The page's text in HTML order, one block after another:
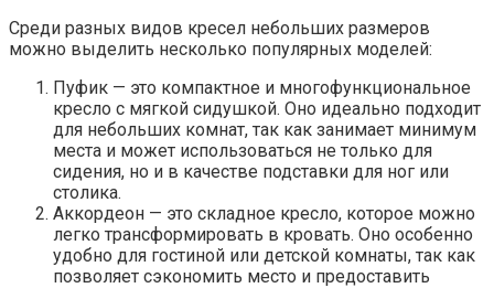
Среди разных видов кресел небольших размеров
можно выделить несколько популярных моделей:
Пуфик — это компактное и многофункциональное
кресло с мягкой сидушкой. Оно идеально подходит
для небольших комнат, так как занимает минимум
места и может использоваться не только для
сидения, но и в качестве подставки для ног или
столика.
Аккордеон — это складное кресло, которое можно
легко трансформировать в кровать. Оно особенно
удобно для гостиной или детской комнаты, так как
позволяет сэкономить место и предоставить